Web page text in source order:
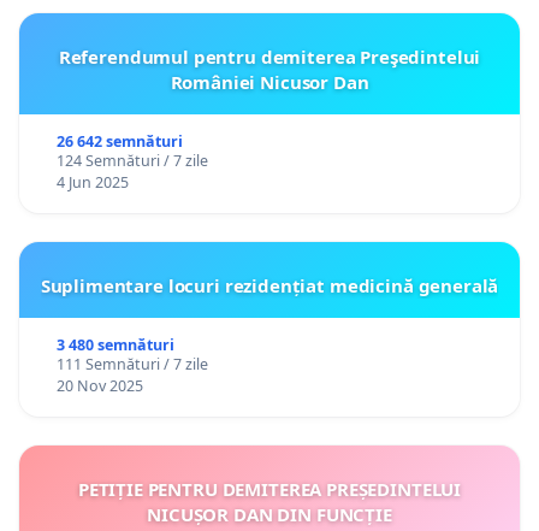
Referendumul pentru demiterea Preşedintelui
României Nicusor Dan
26 642 semnături
124 Semnături / 7 zile
4 Jun 2025
Suplimentare locuri rezidențiat medicină generală
3 480 semnături
111 Semnături / 7 zile
20 Nov 2025
PETIȚIE PENTRU DEMITEREA PREȘEDINTELUI
NICUȘOR DAN DIN FUNCȚIE